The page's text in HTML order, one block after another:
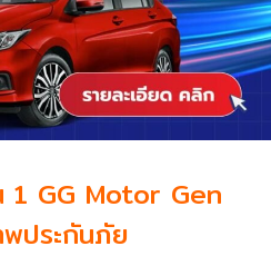
1 GG Motor Gen
ประกันภัย